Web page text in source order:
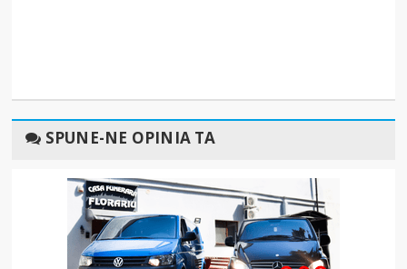
SPUNE-NE OPINIA TA